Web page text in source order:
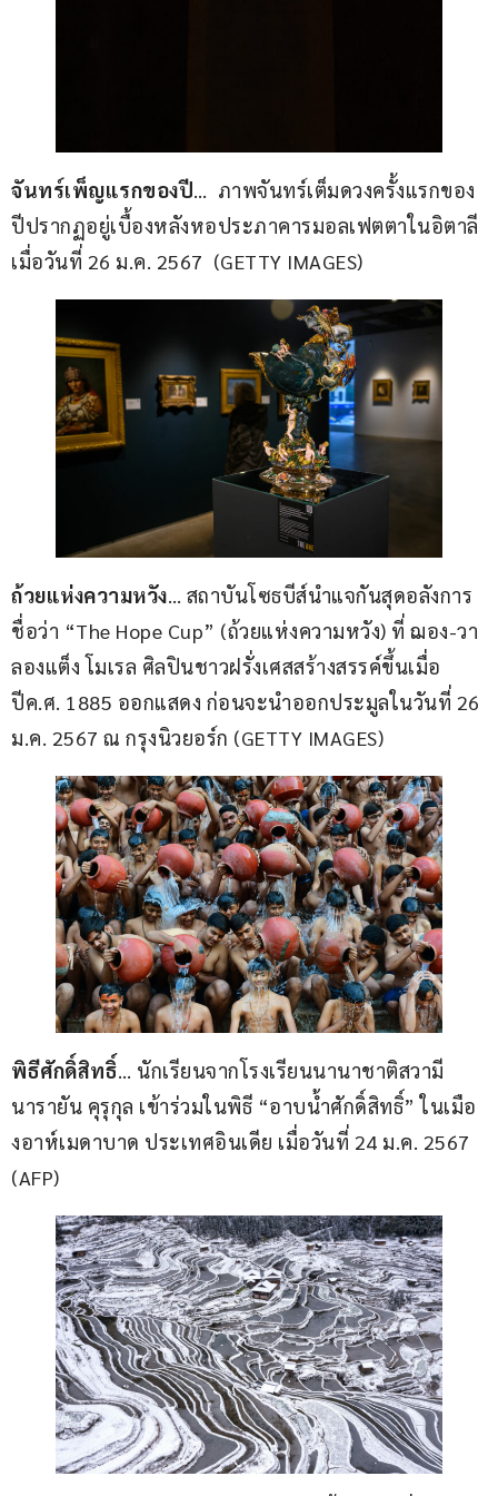
จันทร์เพ็ญแรกของปี…  ภาพจันทร์เต็มดวงครั้งแรกของ
ปีปรากฏอยู่เบื้องหลังหอประภาคารมอลเฟตตาในอิตาลี
เมื่อวันที่ 26 ม.ค. 2567  (GETTY IMAGES)
ถ้วยแห่งความหวัง… สถาบันโซธบีส์นำแจกันสุดอลังการ
ชื่อว่า “The Hope Cup” (ถ้วยแห่งความหวัง) ที่ ฌอง-วา
ลองแต็ง โมเรล ศิลปินชาวฝรั่งเศสสร้างสรรค์ขึ้นเมื่อ
ปีค.ศ. 1885 ออกแสดง ก่อนจะนำออกประมูลในวันที่ 26
ม.ค. 2567 ณ กรุงนิวยอร์ก (GETTY IMAGES)
พิธีศักดิ์สิทธิ์… นักเรียนจากโรงเรียนนานาชาติสวามี
นารายัน คุรุกุล เข้าร่วมในพิธี “อาบน้ำศักดิ์สิทธิ์” ในเมือ
งอาห์เมดาบาด ประเทศอินเดีย เมื่อวันที่ 24 ม.ค. 2567
(AFP)